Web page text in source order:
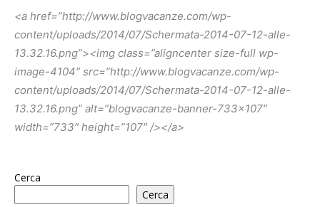
<a href=”http://www.blogvacanze.com/wp-
content/uploads/2014/07/Schermata-2014-07-12-alle-
13.32.16.png”><img class=”aligncenter size-full wp-
image-4104″ src=”http://www.blogvacanze.com/wp-
content/uploads/2014/07/Schermata-2014-07-12-alle-
13.32.16.png” alt=”blogvacanze-banner-733×107″
width=”733″ height=”107″ /></a>
Cerca
Cerca